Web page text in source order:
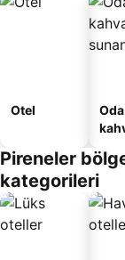
Otel
Pireneler
kategorileri